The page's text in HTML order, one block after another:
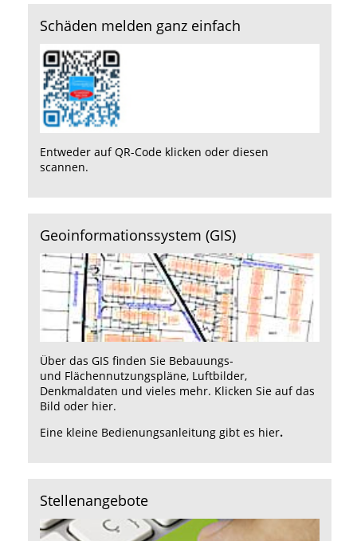
Schäden melden ganz einfach
Entweder auf QR-Code klicken oder diesen
scannen.
Geoinformationssystem (GIS)
Über das GIS finden Sie Bebauungs-
und Flächennutzungspläne, Luftbilder,
Denkmaldaten und vieles mehr. Klicken Sie auf das
Bild oder hier.
Eine kleine Bedienungsanleitung gibt es hier.
Stellenangebote